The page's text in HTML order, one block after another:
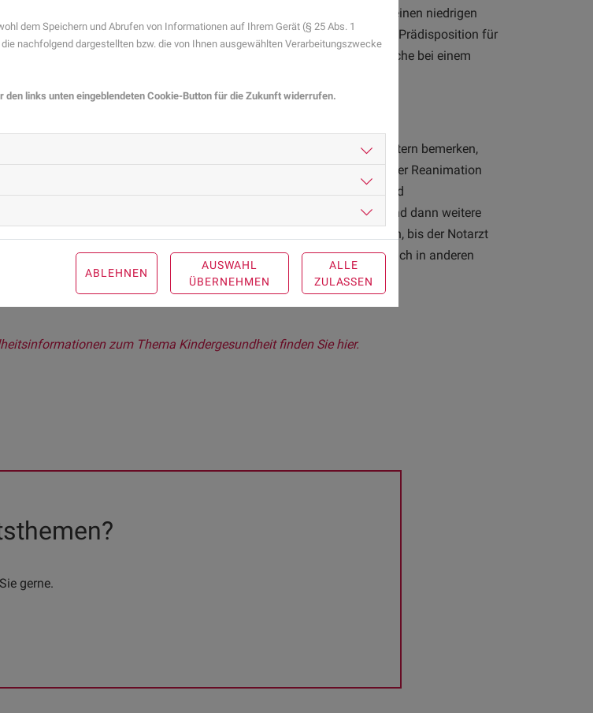
funktioniert. Einige Säuglinge, die an SIDS verstorben sind, hatten einen niedrigen
im Blut. Andere Studien gehen davon aus, dass manche Babys eine Prädisposition für
können diese aber nicht näher definieren. Untersucht wird die Todesursache bei einem
die an SIDS versterben, tun das unbemerkt im Schlaf. Wenn die Eltern bemerken,
nicht mehr atmet, müssen sie umgehend den Notruf wählen und mit der Reanimation
auch bei Erwachsenen besteht diese aus Mund-zu-Mund-Beatmung und
Beginnend mit 5 Atemspenden folgen 30 Herzdruckmassagen und dann weitere
Im Muster 30-2 sollte die Reanimation weiter durchgeführt werden, bis der Notarzt
Erste-Hilfe-Kurs für Kinder zu besuchen, kann den Eltern hier helfen - auch in anderen
denen das Leben des Kindes gefährdet ist.
zum Thema Kindergesundheit finden Sie hier.
gerne.
dem Speichern und Abrufen von Informationen auf Ihrem Gerät (§ 25 Abs. 1
nachfolgend dargestellten bzw. die von Ihnen ausgewählten Verarbeitungszwecke
links unten eingeblendeten Cookie-Button für die Zukunft widerrufen.
ABLEHNEN
AUSWAHL
ÜBERNEHMEN
ALLE
ZULASSEN